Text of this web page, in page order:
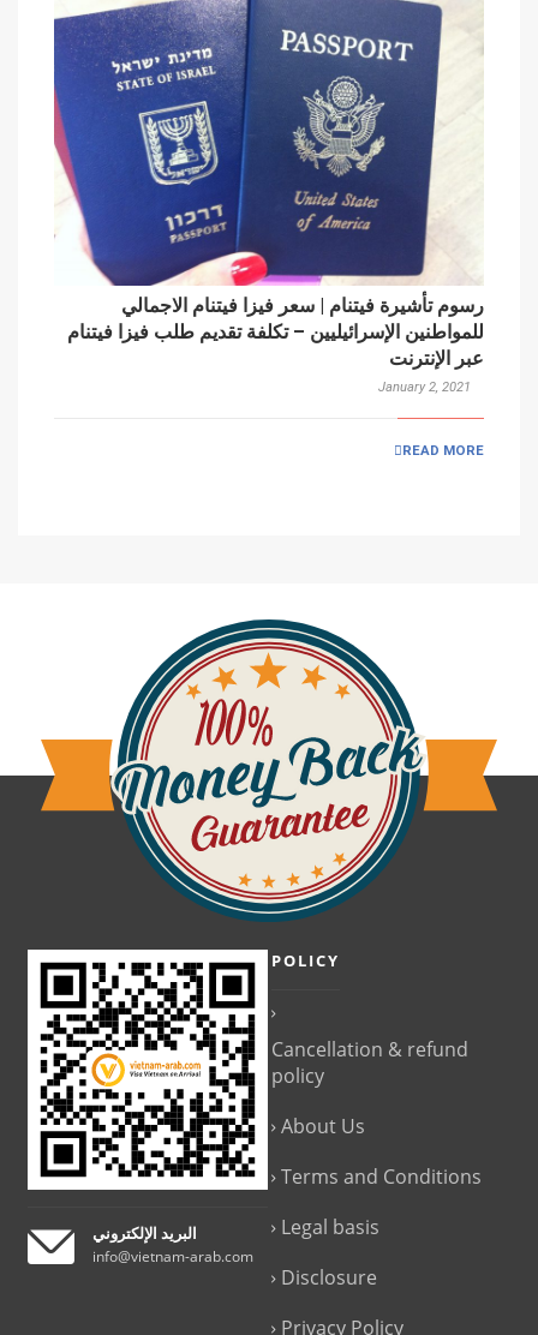
رسوم تأشيرة فيتنام | سعر فيزا فيتنام الاجمالي
للمواطنين الإسرائيليين – تكلفة تقديم طلب فيزا فيتنام
عبر الإنترنت
January 2, 2021
READ MORE
البريد الإلكتروني
info@vietnam-arab.com
POLICY
Cancellation & refund
policy
About Us
Terms and Conditions
Legal basis
Disclosure
Privacy Policy